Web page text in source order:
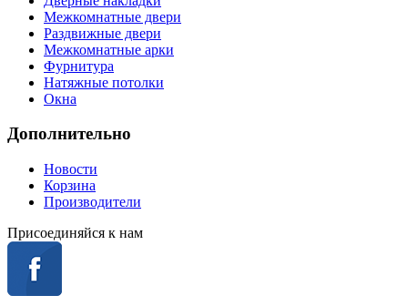
Межкомнатные двери
Раздвижные двери
Межкомнатные арки
Фурнитура
Натяжные потолки
Окна
Дополнительно
Новости
Корзина
Производители
Присоединяйся к нам